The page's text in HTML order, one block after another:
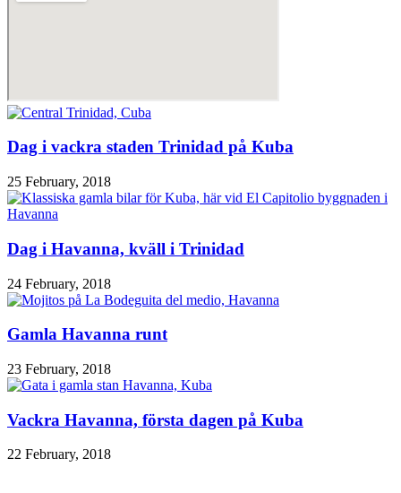
Dag i vackra staden Trinidad på Kuba
25 February, 2018
Dag i Havanna, kväll i Trinidad
24 February, 2018
Gamla Havanna runt
23 February, 2018
Vackra Havanna, första dagen på Kuba
22 February, 2018